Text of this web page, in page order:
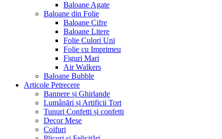
Baloane Agate
Baloane din Folie
Baloane Cifre
Baloane Litere
Folie Culori Uni
Folie cu Imprimeu
Figuri Mari
Air Walkers
Baloane Bubble
Articole Petrecere
Bannere și Ghirlande
Lumânări și Artificii Tort
Tunuri Confetti și confetti
Decor Mese
Coifuri